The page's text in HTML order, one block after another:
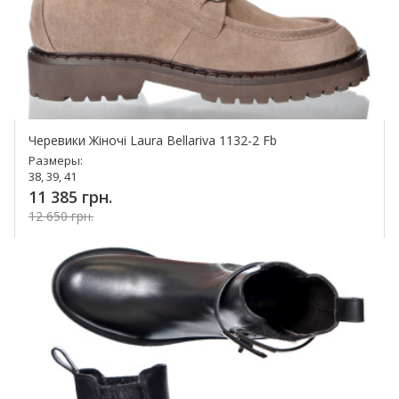
Черевики Жіночі Laura Bellariva 1132-2 Fb
Размеры:
38, 39, 41
11 385 грн.
12 650 грн.